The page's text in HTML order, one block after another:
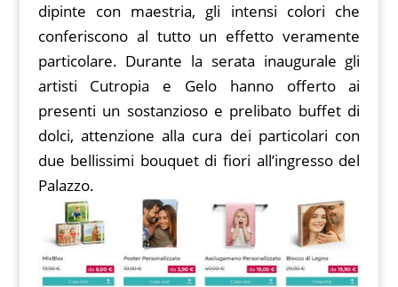
dipinte con maestria, gli intensi colori che
conferiscono al tutto un effetto veramente
particolare. Durante la serata inaugurale gli
artisti Cutropia e Gelo hanno offerto ai
presenti un sostanzioso e prelibato buffet di
dolci, attenzione alla cura dei particolari con
due bellissimi bouquet di fiori all’ingresso del
Palazzo.